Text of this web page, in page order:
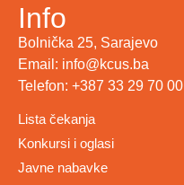
Info
Bolnička 25, Sarajevo
Email: info@kcus.ba
Telefon: +387 33 29 70 00
Lista čekanja
Konkursi i oglasi
Javne nabavke